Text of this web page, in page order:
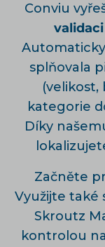
Conviu
splňovala
(velikost,
kategorie
Díky
Začněte
Využijte také
Skroutz
kontrolou